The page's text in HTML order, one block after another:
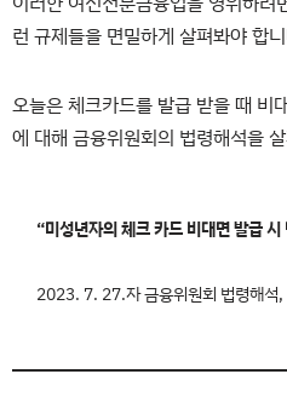
런 규제들을 면밀하게 살펴봐야 합
오늘은 체크카드를 발급 받을 때 비
에 대해 금융위원회의 법령해석을
“미성년자의 체크 카드 비대면 발급
2023. 7. 27.자 금융위원회 법령해석